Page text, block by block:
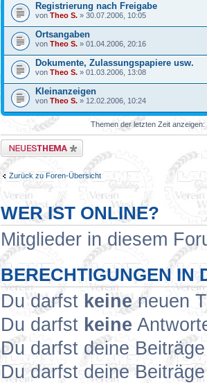
Registrierung nach Freigabe
von Theo S. » 30.07.2006, 10:05
Ortsangaben
von Theo S. » 01.04.2006, 20:16
Dokumente, Zulassungspapiere usw.
von Theo S. » 01.03.2006, 13:08
Kleinanzeigen
von Theo S. » 12.02.2006, 10:24
Themen der letzten Zeit anzeigen:
Neues Thema erstellen
Zurück zu Foren-Übersicht
WER IST ONLINE?
Mitglieder in diesem
BERECHTIGUNGEN IN
Du darfst keineneuen
Du darfst keine
Du darfst deine
Du darfst deine